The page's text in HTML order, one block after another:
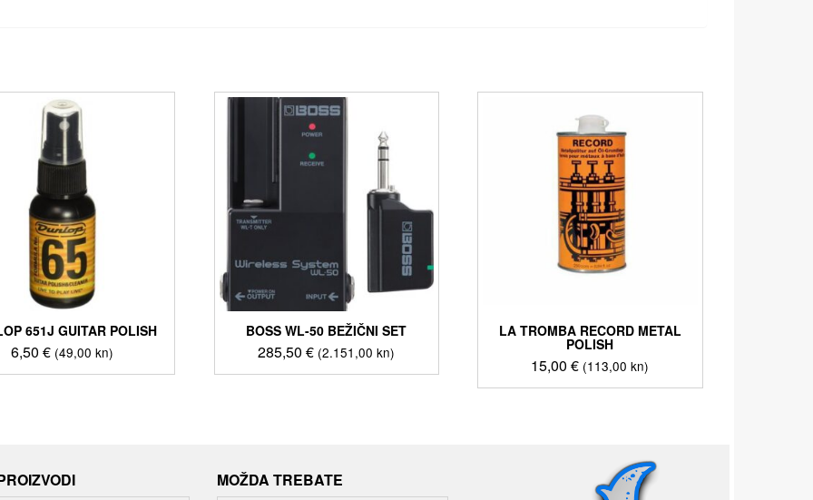
651J GUITAR POLISH
6,50€ (49,00 kn)
BOSS WL-50 BEŽIČNI SET
285,50€ (2.151,00 kn)
LA TROMBA RECORD METAL
POLISH
15,00€ (113,00 kn)
MOŽDA TREBATE